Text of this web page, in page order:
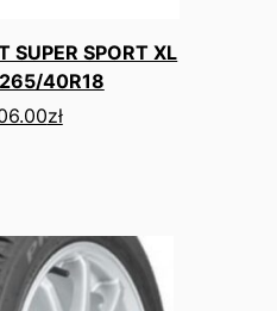
SUPER SPORT XL
40R18
zł